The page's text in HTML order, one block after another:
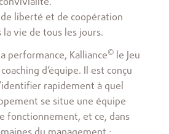
liberté et de coopération
vie de tous les jours.
performance, Kalliance© le Jeu
d’équipe. Il est conçu
rapidement à quel
se situe une équipe
fonctionnement, et ce, dans